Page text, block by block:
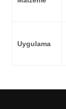
Uygulama